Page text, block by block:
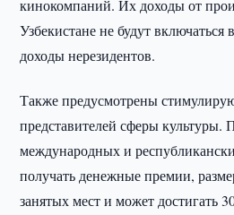
кинокомпаний. Их доходы от
Узбекистане не будут включаться
доходы нерезидентов.
Также предусмотрены
представителей сферы культуры.
международных и
получать денежные премии,
занятых мест и может достигать